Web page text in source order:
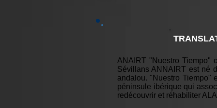
ANAIRT "Nuestro Tiempo"
Sévillans ANNAIRT est né
andalou. "Nuestro Tiempo"
péninsule ibérique qui
redécouvrir et réhabiliter